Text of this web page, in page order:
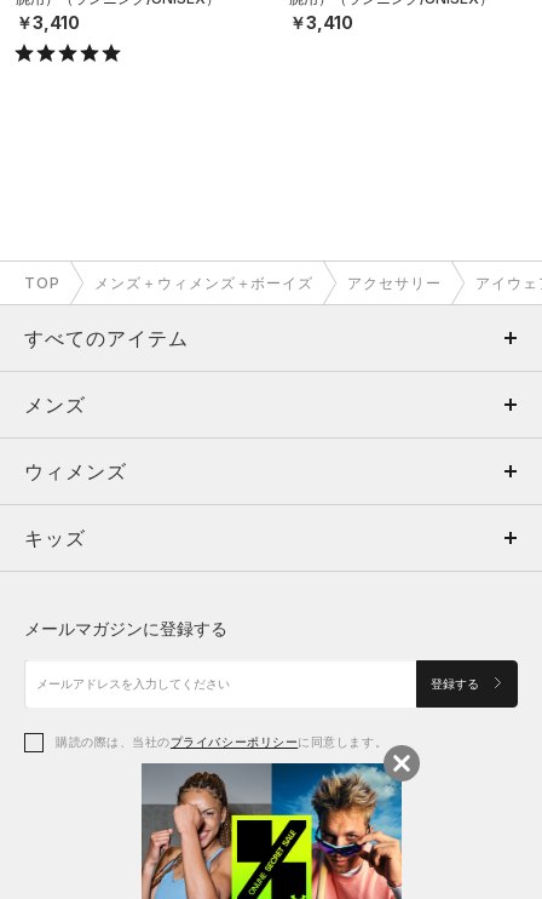
￥3,410 ￥3,410
TOP メンズ＋ウィメンズ＋ボーイズ アクセサリー アイウ
すべてのアイテム
メンズ
ウィメンズ
キッズ
アクセサリー
メンズ
トップス
ボトムス
アクセサリー
ウィメンズ
トップス
シューズ
アクセサリー
レギンス＆タイツ
キッズ
シューズ
メールマガジンに登録する
登録する
購読の際は、当社のプライバシーポリシーに同意します。